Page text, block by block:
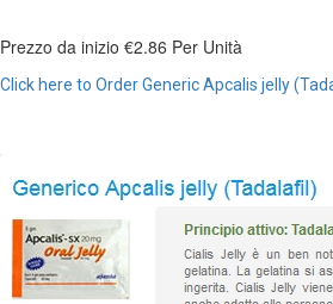
Prezzo da inizio €2.86 Per Unità
Click here to Order Generic Apcalis jelly